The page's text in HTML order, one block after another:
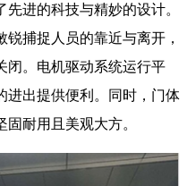
先进的科技与精妙的设计。
捕捉人员的靠近与离开，
闭。电机驱动系统运行平
进出提供便利。同时，门体
固耐用且美观大方。